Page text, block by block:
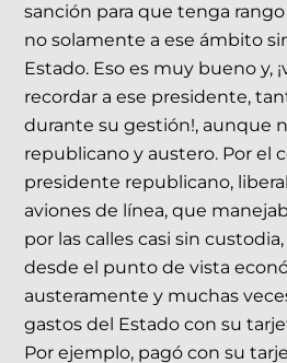
sanción para que tenga
no solamente a ese ámbito
Estado. Eso es muy bueno y,
recordar a ese presidente,
durante su gestión!, aunque
republicano y austero. Por el
presidente republicano,
aviones de línea, que
por las calles casi sin
desde el punto de vista
austeramente y muchas
gastos del Estado con su
Por ejemplo, pagó con su